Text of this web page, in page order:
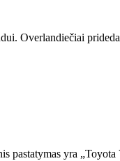
Overlandiečiai
pastatymas yra „Toyota